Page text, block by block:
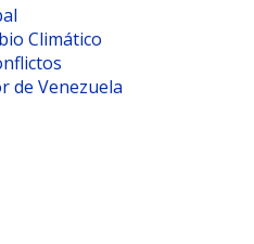
Climático
de Venezuela